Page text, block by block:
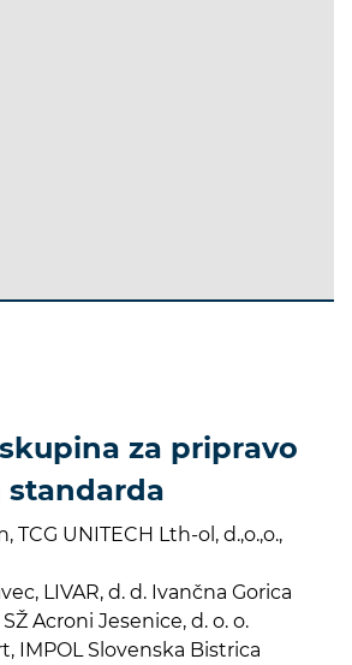
za pripravo
TCG UNITECH Lth-ol, d.,o.,o.,
LIVAR, d. d. Ivančna Gorica
Acroni Jesenice, d. o. o.
IMPOL Slovenska Bistrica